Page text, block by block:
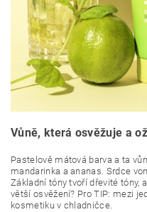
Vůně, která osvěžuje a
Pastelově mátová barva a ta
mandarinka a ananas. Srdce
Základní tóny tvoří dřevité tóny,
větší osvěžení? Pro TIP: mezi
kosmetiku v chladničce.